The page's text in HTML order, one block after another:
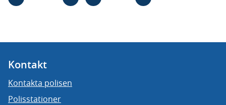
Kontakt
Kontakta polisen
Polisstationer